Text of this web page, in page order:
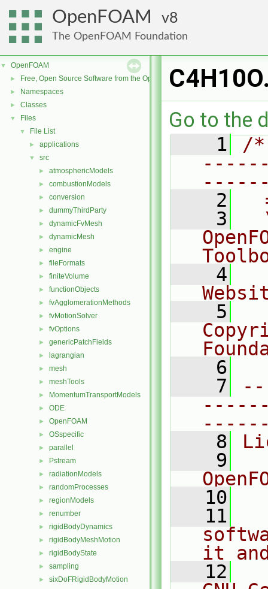
OpenFOAM 8
The OpenFOAM Foundation
▼ OpenFOAM
► Free, Open Source Software from the OpenFOAM Foundation
► Namespaces
► Classes
▼ Files
▼ File List
► applications
▼ src
► atmosphericModels
► combustionModels
► conversion
► dummyThirdParty
► dynamicFvMesh
► dynamicMesh
► engine
► fileFormats
► finiteVolume
► functionObjects
► fvAgglomerationMethods
► fvMotionSolver
► fvOptions
► genericPatchFields
► lagrangian
► mesh
► meshTools
► MomentumTransportModels
► ODE
► OpenFOAM
► OSspecific
► parallel
► Pstream
► radiationModels
► randomProcesses
► regionModels
► renumber
► rigidBodyDynamics
► rigidBodyMeshMotion
► rigidBodyState
► sampling
► sixDoFRigidBodyMotion
Go to the
    1
/
    2
    3
    4
    5
    6
    7
    8
    9
   10
   11
it
   12